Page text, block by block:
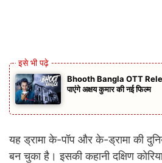
Bhooth Bangla OTT
पाएंगे अक्षय कुमार की नई फिल्म
यह ड्रामा के-पॉप और के-ड्रामा की
बन चुका है। इसकी कहानी दक्षिण